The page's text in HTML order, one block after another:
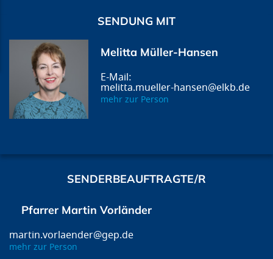
SENDUNG MIT
Melitta Müller-Hansen
melitta.mueller-hansen@elkb.de
mehr zur Person
SENDERBEAUFTRAGTE/R
Pfarrer Martin Vorländer
martin.vorlaender@gep.de
mehr zur Person